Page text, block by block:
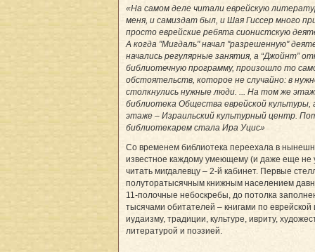
«На самом деле читали еврейскую
меня, и самиздат был, и Шая Гиссер много
просто еврейские ребята сионистскую
А когда "Мигдаль" начал "разрешенную"
начались регулярные занятия, а “Джойнт”
библиотечную программу, произошло то
обстоятельств, которое не случайно: в
столкнулись нужные люди. ... На том же
библиотека Общества еврейской культуры,
этаже – Израильский культурный центр.
библиотекарем стала Ира Уцис»
Со временем библиотека переехала в
известное каждому умеющему (и даже еще
читать мигдалевцу – 2-й кабинет. Первые
полуторатысячным книжным населением
11-полочные небоскребы, до потолка
тысячами обитателей – книгами по еврейской
иудаизму, традиции, культуре, ивриту,
литературой и поэзией.